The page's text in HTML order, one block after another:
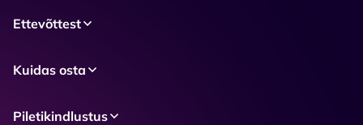
Ettevõttest
Kuidas osta
Piletikindlustus